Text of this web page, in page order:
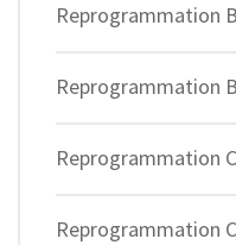
Reprogrammation
Reprogrammation
Reprogrammation
Reprogrammation